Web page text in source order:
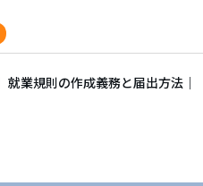
就業規則の作成義務と届出方法